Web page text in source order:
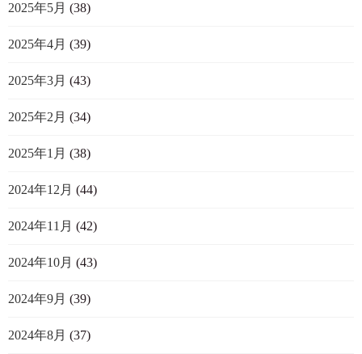
2025年5月 (38)
2025年4月 (39)
2025年3月 (43)
2025年2月 (34)
2025年1月 (38)
2024年12月 (44)
2024年11月 (42)
2024年10月 (43)
2024年9月 (39)
2024年8月 (37)